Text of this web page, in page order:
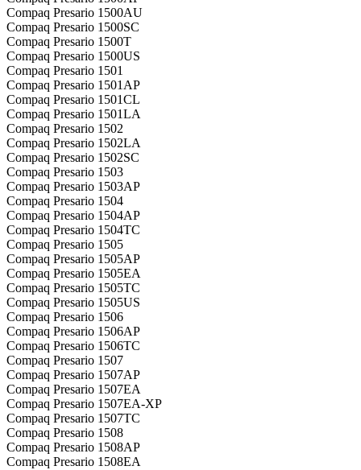
Compaq Presario 1500AU
Compaq Presario 1500SC
Compaq Presario 1500T
Compaq Presario 1500US
Compaq Presario 1501
Compaq Presario 1501AP
Compaq Presario 1501CL
Compaq Presario 1501LA
Compaq Presario 1502
Compaq Presario 1502LA
Compaq Presario 1502SC
Compaq Presario 1503
Compaq Presario 1503AP
Compaq Presario 1504
Compaq Presario 1504AP
Compaq Presario 1504TC
Compaq Presario 1505
Compaq Presario 1505AP
Compaq Presario 1505EA
Compaq Presario 1505TC
Compaq Presario 1505US
Compaq Presario 1506
Compaq Presario 1506AP
Compaq Presario 1506TC
Compaq Presario 1507
Compaq Presario 1507AP
Compaq Presario 1507EA
Compaq Presario 1507EA-XP
Compaq Presario 1507TC
Compaq Presario 1508
Compaq Presario 1508AP
Compaq Presario 1508EA